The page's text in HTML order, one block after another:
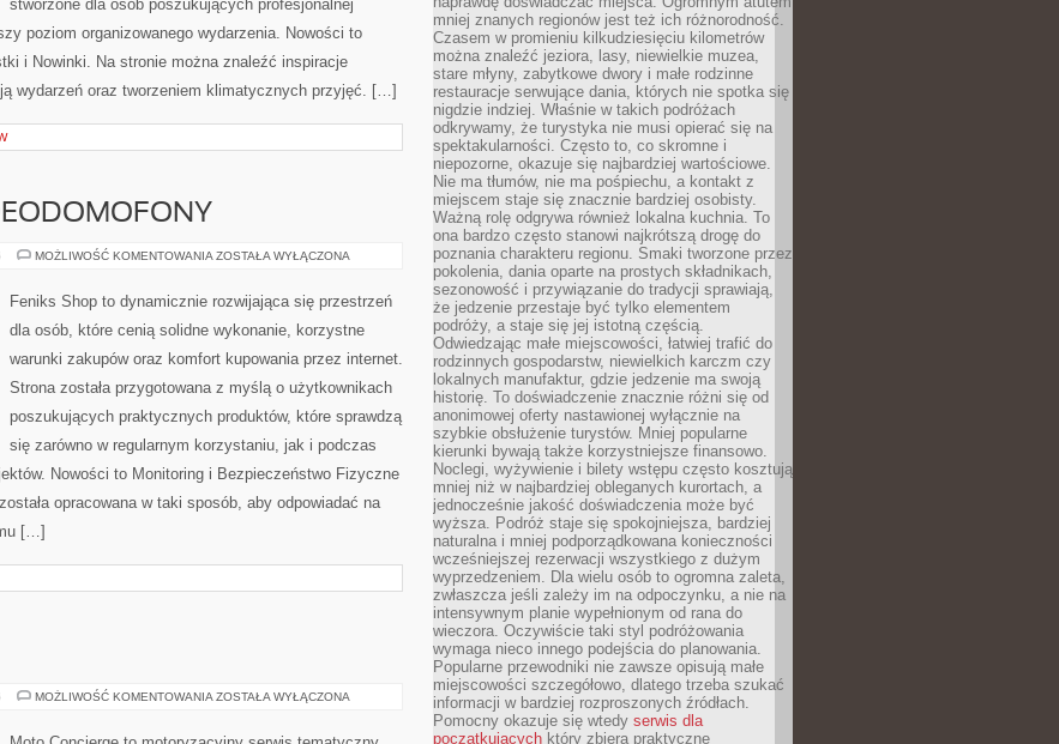
stworzone dla osób poszukujących profesjonalnej
poziom organizowanego wydarzenia. Nowości to
i Nowinki. Na stronie można znaleźć inspiracje
wydarzeń oraz tworzeniem klimatycznych przyjęć. […]
MOŻLIWOŚĆ KOMENTOWANIA MONITORING
ZOSTAŁA WYŁĄCZONA
Feniks Shop to dynamicznie rozwijająca się przestrzeń
dla osób, które cenią solidne wykonanie, korzystne
warunki zakupów oraz komfort kupowania przez internet.
Strona została przygotowana z myślą o użytkownikach
poszukujących praktycznych produktów, które sprawdzą
się zarówno w regularnym korzystaniu, jak i podczas
Nowości to Monitoring i Bezpieczeństwo Fizyczne
opracowana w taki sposób, aby odpowiadać na
[…]
MOŻLIWOŚĆ KOMENTOWANIA MOTORYZACJA
ZOSTAŁA WYŁĄCZONA
mniej znanych regionów jest też ich różnorodność.
Czasem w promieniu kilkudziesięciu kilometrów
można znaleźć jeziora, lasy, niewielkie muzea,
stare młyny, zabytkowe dwory i małe rodzinne
restauracje serwujące dania, których nie spotka się
nigdzie indziej. Właśnie w takich podróżach
odkrywamy, że turystyka nie musi opierać się na
spektakularności. Często to, co skromne i
niepozorne, okazuje się najbardziej wartościowe.
Nie ma tłumów, nie ma pośpiechu, a kontakt z
miejscem staje się znacznie bardziej osobisty.
Ważną rolę odgrywa również lokalna kuchnia. To
ona bardzo często stanowi najkrótszą drogę do
poznania charakteru regionu. Smaki tworzone przez
pokolenia, dania oparte na prostych składnikach,
sezonowość i przywiązanie do tradycji sprawiają,
że jedzenie przestaje być tylko elementem
podróży, a staje się jej istotną częścią.
Odwiedzając małe miejscowości, łatwiej trafić do
rodzinnych gospodarstw, niewielkich karczm czy
lokalnych manufaktur, gdzie jedzenie ma swoją
historię. To doświadczenie znacznie różni się od
anonimowej oferty nastawionej wyłącznie na
szybkie obsłużenie turystów. Mniej popularne
kierunki bywają także korzystniejsze finansowo.
Noclegi, wyżywienie i bilety wstępu często kosztują
mniej niż w najbardziej obleganych kurortach, a
jednocześnie jakość doświadczenia może być
wyższa. Podróż staje się spokojniejsza, bardziej
naturalna i mniej podporządkowana konieczności
wcześniejszej rezerwacji wszystkiego z dużym
wyprzedzeniem. Dla wielu osób to ogromna zaleta,
zwłaszcza jeśli zależy im na odpoczynku, a nie na
intensywnym planie wypełnionym od rana do
wieczora. Oczywiście taki styl podróżowania
wymaga nieco innego podejścia do planowania.
Popularne przewodniki nie zawsze opisują małe
miejscowości szczegółowo, dlatego trzeba szukać
informacji w bardziej rozproszonych źródłach.
Pomocny okazuje się wtedy serwis dla
początkujących który zbiera praktyczne